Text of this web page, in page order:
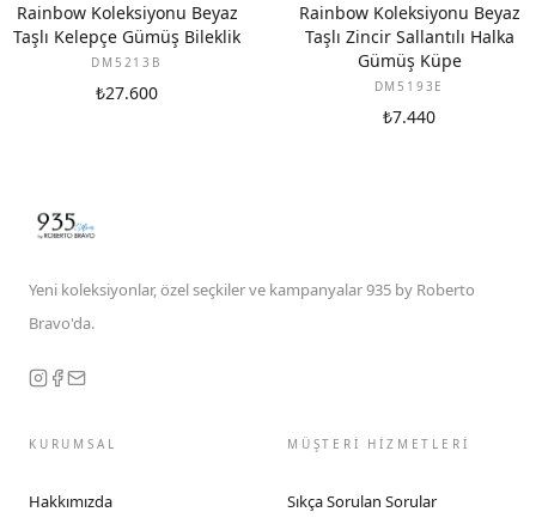
Rainbow Koleksiyonu Beyaz
Taşlı Kelepçe Gümüş Bileklik
DM5213B
₺27.600
Rainbow Koleksiyonu Beyaz
Taşlı Zincir Sallantılı Halka
Gümüş Küpe
DM5193E
₺7.440
Yeni koleksiyonlar, özel seçkiler ve kampanyalar 935 by Roberto
Bravo'da.
KURUMSAL
Hakkımızda
MÜŞTERİ HİZMETLERİ
Sıkça Sorulan Sorular